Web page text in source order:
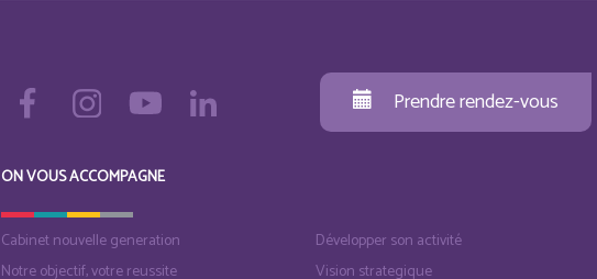
Prendre rendez-vous
ON VOUS ACCOMPAGNE
Cabinet nouvelle generation
Notre objectif, votre reussite
Développer son activité
Vision strategique